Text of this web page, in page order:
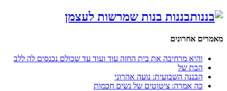
בננות בנות שמרשות לעצמן
מאמרים אחרונים
והיא מרחיבה את בית החזה עוד ועוד עד שכולם נכנסים לה ללב
הבת של
הבננה השבועית: נועה אהרוני
כה אמרה: ציטוטים של נשים חכמות